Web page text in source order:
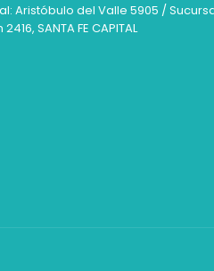
Aristóbulo del Valle 5905 /
SANTA FE CAPITAL